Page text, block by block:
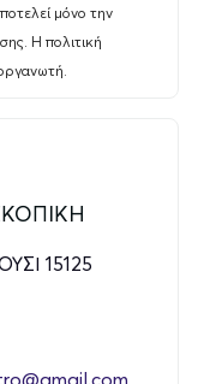
μόνο την
Η πολιτική
15125